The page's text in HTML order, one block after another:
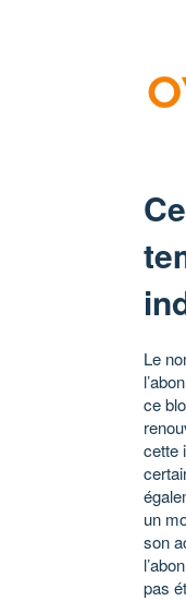
Le
ce
cette
un
son
pas